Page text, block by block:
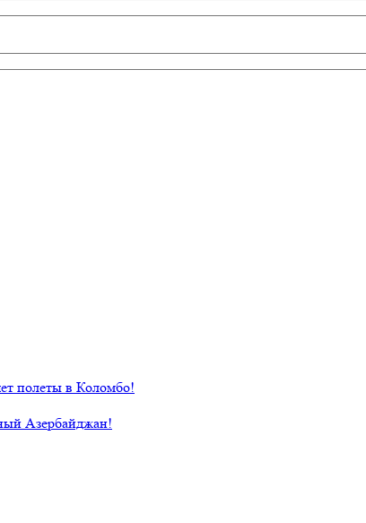
полеты в Коломбо!
Азербайджан!